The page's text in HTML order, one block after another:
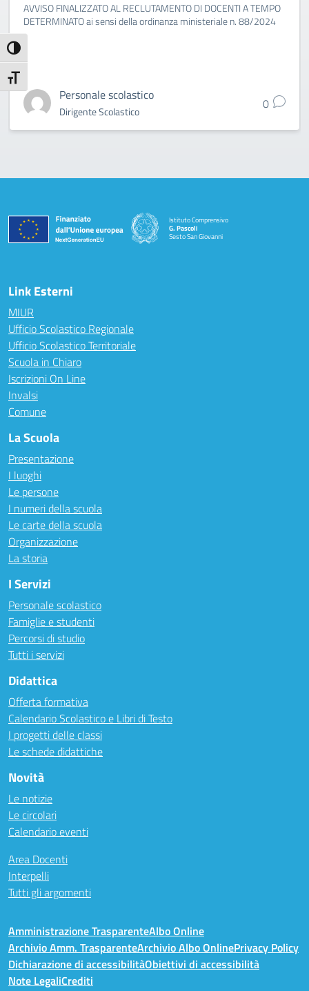
Attiva/disattiva alto contrasto
Attiva/disattiva dimensione testo
AVVISO FINALIZZATO AL RECLUTAMENTO DI DOCENTI A TEMPO
DETERMINATO ai sensi della ordinanza ministeriale n. 88/2024
Personale scolastico
Dirigente Scolastico 0
Istituto Comprensivo
G. Pascoli
Sesto San Giovanni
Link Esterni
MIUR
Ufficio Scolastico Regionale
Ufficio Scolastico Territoriale
Scuola in Chiaro
Iscrizioni On Line
Invalsi
Comune
La Scuola
Presentazione
I luoghi
Le persone
I numeri della scuola
Le carte della scuola
Organizzazione
La storia
I Servizi
Personale scolastico
Famiglie e studenti
Percorsi di studio
Tutti i servizi
Didattica
Offerta formativa
Calendario Scolastico e Libri di Testo
I progetti delle classi
Le schede didattiche
Novità
Le notizie
Le circolari
Calendario eventi
Area Docenti
Interpelli
Tutti gli argomenti
Amministrazione TrasparenteAlbo Online
Archivio Amm. TrasparenteArchivio Albo OnlinePrivacy Policy
Dichiarazione di accessibilitàObiettivi di accessibilità
Note LegaliCrediti